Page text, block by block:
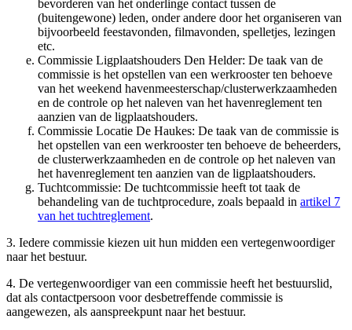
bevorderen van het onderlinge contact tussen de
(buitengewone) leden, onder andere door het organiseren van
bijvoorbeeld feestavonden, filmavonden, spelletjes, lezingen
etc.
Commissie Ligplaatshouders Den Helder: De taak van de
commissie is het opstellen van een werkrooster ten behoeve
van het weekend havenmeesterschap/clusterwerkzaamheden
en de controle op het naleven van het havenreglement ten
aanzien van de ligplaatshouders.
Commissie Locatie De Haukes: De taak van de commissie is
het opstellen van een werkrooster ten behoeve de beheerders,
de clusterwerkzaamheden en de controle op het naleven van
het havenreglement ten aanzien van de ligplaatshouders.
Tuchtcommissie: De tuchtcommissie heeft tot taak de
behandeling van de tuchtprocedure, zoals bepaald in artikel 7
van het tuchtreglement.
3. Iedere commissie kiezen uit hun midden een vertegenwoordiger
naar het bestuur.
4. De vertegenwoordiger van een commissie heeft het bestuurslid,
dat als contactpersoon voor desbetreffende commissie is
aangewezen, als aanspreekpunt naar het bestuur.